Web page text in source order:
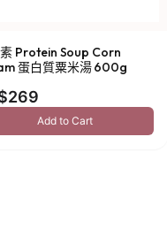
Protein Soup Corn
蛋白質粟米湯 600g
Add to Cart